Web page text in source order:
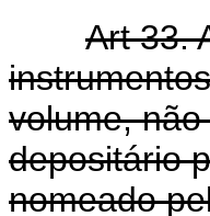
Art 33.
volume,
depositário
nomeado